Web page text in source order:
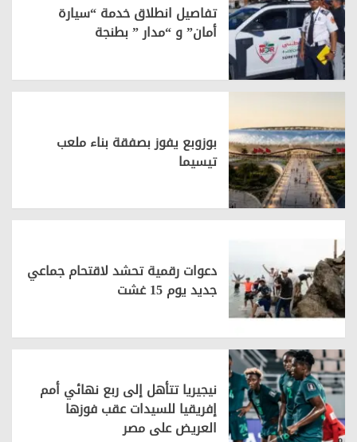
تفاصيل انطلاق خدمة “سيارة
أمان” و “مدار ” بطنجة
بوزوبع يفوز بصفقة بناء ملعب
تيسيما
دعوات رقمية تحشد لاقتحام جماعي
جديد يوم 15 غشت
نيجيريا تتأهل إلى ربع نهائي أمم
إفريقيا للسيدات عقب فوزها
العريض على مصر